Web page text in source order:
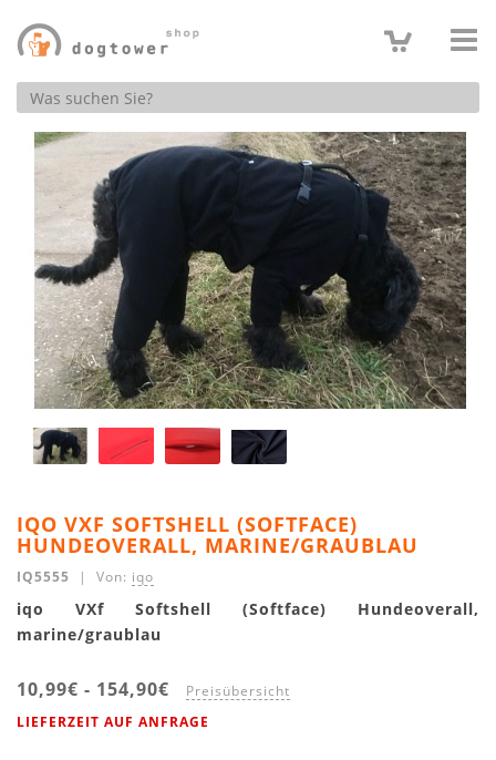
Produktsuche
IQO VXF SOFTSHELL (SOFTFACE)
HUNDEOVERALL, MARINE/GRAUBLAU
IQ5555 | Von: iqo
iqo VXf Softshell (Softface) Hundeoverall,
marine/graublau
10,99€ - 154,90€ Preisübersicht
LIEFERZEIT AUF ANFRAGE